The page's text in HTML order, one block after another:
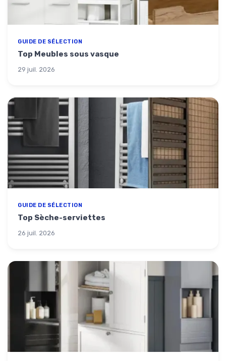
GUIDE DE SÉLECTION
Top Meubles sous vasque
29 juil. 2026
GUIDE DE SÉLECTION
Top Sèche-serviettes
26 juil. 2026